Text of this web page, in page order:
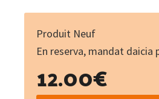
Produit Neuf
En reserva, mandat daicia
12.00€